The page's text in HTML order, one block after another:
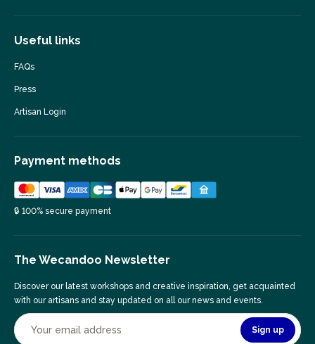
Useful links
FAQs
Press
Artisan Login
Payment methods
🔒 100% secure payment
The Wecandoo Newsletter
Discover our latest workshops and creative inspiration, get acquainted
with our artisans and stay updated on all our news and events.
Sign up